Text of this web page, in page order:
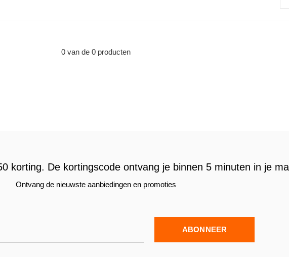
0 van de 0 producten
korting. De kortingscode ontvang je binnen 5 minuten in je
Ontvang de nieuwste aanbiedingen en promoties
ABONNEER